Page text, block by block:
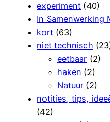
experiment (40)
In Samenwerking
kort (63)
niet technisch
eetbaar (2)
haken (2)
Natuur (2)
notities, tips,
(42)